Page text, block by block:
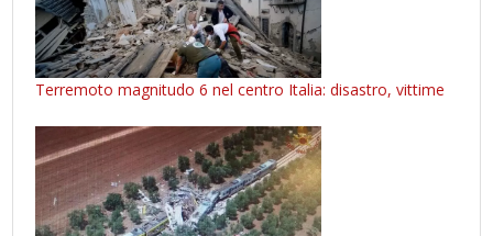
Terremoto magnitudo 6 nel centro Italia: disastro, vittime